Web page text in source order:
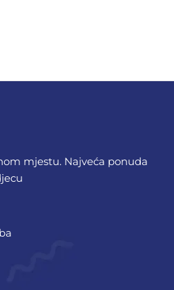
mjestu. Najveća ponuda